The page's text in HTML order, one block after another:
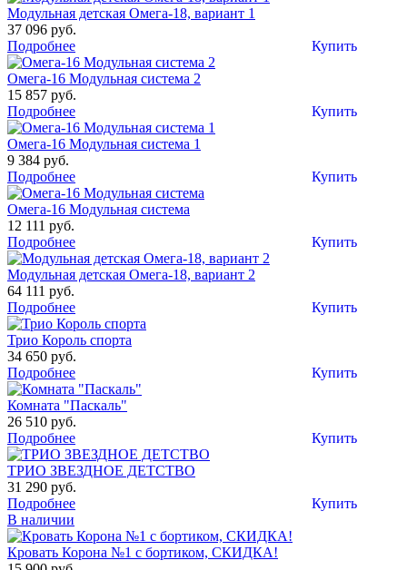
Модульная детская Омега-18, вариант 1
37 096 руб.
Купить
Подробнее
Омега-16 Модульная система 2
15 857 руб.
Купить
Подробнее
Омега-16 Модульная система 1
9 384 руб.
Купить
Подробнее
Омега-16 Модульная система
12 111 руб.
Купить
Подробнее
Модульная детская Омега-18, вариант 2
64 111 руб.
Купить
Подробнее
Трио Король спорта
34 650 руб.
Купить
Подробнее
Комната "Паскаль"
26 510 руб.
Купить
Подробнее
ТРИО ЗВЕЗДНОЕ ДЕТСТВО
31 290 руб.
Купить
Подробнее
В наличии
Кровать Корона №1 с бортиком, СКИДКА!